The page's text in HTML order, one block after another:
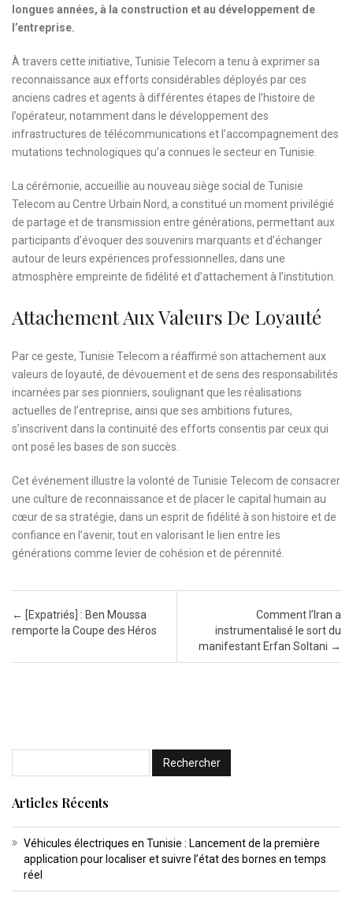
longues années, à la construction et au développement de
l’entreprise.
À travers cette initiative, Tunisie Telecom a tenu à exprimer sa
reconnaissance aux efforts considérables déployés par ces
anciens cadres et agents à différentes étapes de l’histoire de
l’opérateur, notamment dans le développement des
infrastructures de télécommunications et l’accompagnement des
mutations technologiques qu’a connues le secteur en Tunisie.
La cérémonie, accueillie au nouveau siège social de Tunisie
Telecom au Centre Urbain Nord, a constitué un moment privilégié
de partage et de transmission entre générations, permettant aux
participants d’évoquer des souvenirs marquants et d’échanger
autour de leurs expériences professionnelles, dans une
atmosphère empreinte de fidélité et d’attachement à l’institution.
Attachement Aux Valeurs De Loyauté
Par ce geste, Tunisie Telecom a réaffirmé son attachement aux
valeurs de loyauté, de dévouement et de sens des responsabilités
incarnées par ses pionniers, soulignant que les réalisations
actuelles de l’entreprise, ainsi que ses ambitions futures,
s’inscrivent dans la continuité des efforts consentis par ceux qui
ont posé les bases de son succès.
Cet événement illustre la volonté de Tunisie Telecom de consacrer
une culture de reconnaissance et de placer le capital humain au
cœur de sa stratégie, dans un esprit de fidélité à son histoire et de
confiance en l’avenir, tout en valorisant le lien entre les
générations comme levier de cohésion et de pérennité.
Post navigation
← [Expatriés] : Ben Moussa
remporte la Coupe des Héros
Comment l’Iran a
instrumentalisé le sort du
manifestant Erfan Soltani →
Articles Récents
Véhicules électriques en Tunisie : Lancement de la première
application pour localiser et suivre l’état des bornes en temps
réel